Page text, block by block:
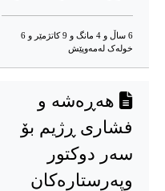
6 ساڵ و 4 مانگ و 9 کاتژمێر و 6
خوله‌ک له‌مه‌وپێش‌
هەڕەشە و
فشاری ڕژیم بۆ
سەر دوکتور
وپه‌رستاره‌کان